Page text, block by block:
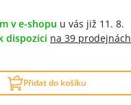
v e-shopu u vás již 11. 8.
dispozici na 39 prodejnách
4.7 z 5 (15 recenzí)
Přidat do košíku